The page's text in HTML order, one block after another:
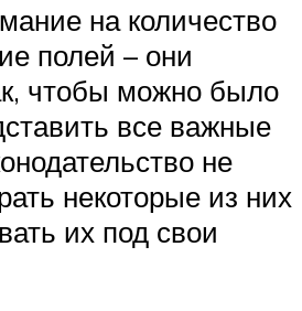
на количество
полей – они
чтобы можно было
все важные
не
некоторые из них
их под свои